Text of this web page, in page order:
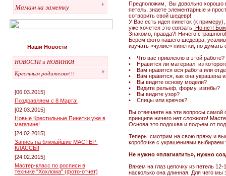
Мамам на заметку
Наши Новости
НОВОСТИ и НОВИНКИ
Крестным родителям!!!
[06.03.2015]
Поздравляем с 8 Марта!
[02.03.2015]
Новые Крестильные Пинетки уже в
магазине!
[24.02.2015]
Запись на ближайшие МАСТЕР-
КЛАССЫ!
[24.02.2015]
Мастер-класс по росписи в
технике "Хохлома" (фото-отчет)
Предположим, Вы довольно хорошо
петель, знаете элементарные и
сотворить свой шедевр!
У Вас есть идея пинеток (к
уже хочется это связать.
Но нет!
Знакомо, правда?! Ничего
Берем фото нашего шедевра,
изучать «чужие» пинетки, но
• Что вас привлекло в этой работе?
• Нравится ли материал, из
• Вам нравится вся работа или
• Вам нравится, как она украшена
• Вы видите основу модели?
• Видите рельеф, форму, изгибы?
• Вы видите узор?
• Спицы или крючок?
Вы отвечаете на эти вопросы самой
принципе ничего нет сложного!
Основа это подошва и подъем от
Теперь смотрим на свою пряжу и
коробочке с украшениями выбираем
Не нужно «плагиатить», нужно
Вяжем на глаз цепочку из петель
насколько она длинная. Для чего